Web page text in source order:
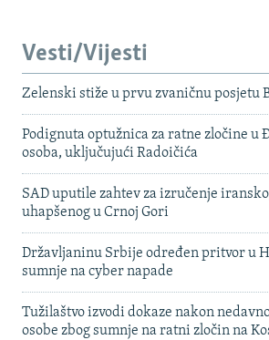
Vesti/Vijesti
Zelenski stiže u prvu zvaničnu posjetu
Podignuta optužnica za ratne zločine u
osoba, uključujući Radoičića
SAD uputile zahtev za izručenje
uhapšenog u Crnoj Gori
Državljaninu Srbije određen pritvor u
sumnje na cyber napade
Tužilaštvo izvodi dokaze nakon
osobe zbog sumnje na ratni zločin na